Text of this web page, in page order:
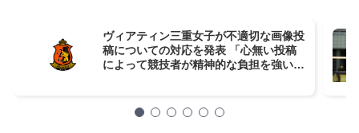
ヴィアティン三重女子が不適切な画像投
稿についての対応を発表 「心無い投稿
によって競技者が精神的な負担を強いら